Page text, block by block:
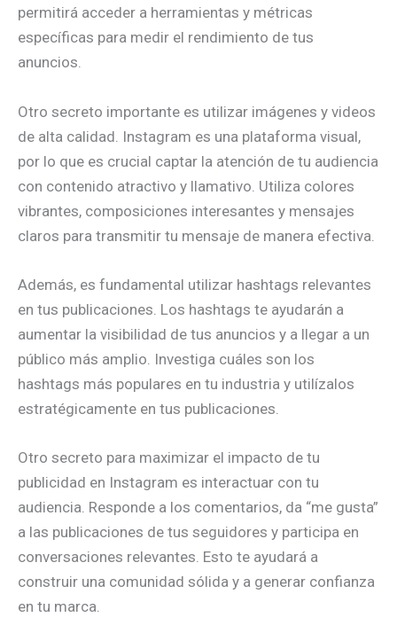
permitirá acceder a herramientas y métricas
específicas para medir el rendimiento de tus
anuncios.
Otro secreto importante es utilizar imágenes y videos
de alta calidad. Instagram es una plataforma visual,
por lo que es crucial captar la atención de tu audiencia
con contenido atractivo y llamativo. Utiliza colores
vibrantes, composiciones interesantes y mensajes
claros para transmitir tu mensaje de manera efectiva.
Además, es fundamental utilizar hashtags relevantes
en tus publicaciones. Los hashtags te ayudarán a
aumentar la visibilidad de tus anuncios y a llegar a un
público más amplio. Investiga cuáles son los
hashtags más populares en tu industria y utilízalos
estratégicamente en tus publicaciones.
Otro secreto para maximizar el impacto de tu
publicidad en Instagram es interactuar con tu
audiencia. Responde a los comentarios, da “me gusta”
a las publicaciones de tus seguidores y participa en
conversaciones relevantes. Esto te ayudará a
construir una comunidad sólida y a generar confianza
en tu marca.